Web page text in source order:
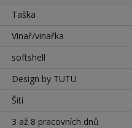
Taška
Vinař/vinařka
softshell
Design by TUTU
Šití
3 až 8 pracovních dnů